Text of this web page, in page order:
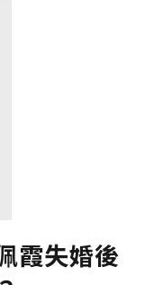
霞失婚後